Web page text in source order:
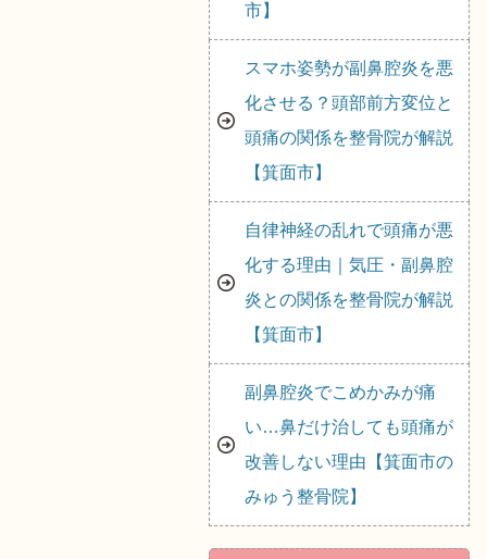
市】
スマホ姿勢が副鼻腔炎を悪
化させる？頭部前方変位と
頭痛の関係を整骨院が解説
【箕面市】
自律神経の乱れで頭痛が悪
化する理由｜気圧・副鼻腔
炎との関係を整骨院が解説
【箕面市】
副鼻腔炎でこめかみが痛
い…鼻だけ治しても頭痛が
改善しない理由【箕面市の
みゅう整骨院】